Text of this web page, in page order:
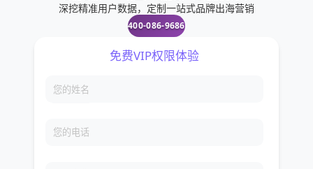
11、点击弹出窗口中的确定12、在GoogleVoice网站
上打开验证短信。13、在WhatsApp中输入验证码。
14、点击弹出窗口中的现在不行15、在下一个界面中
WhatsAppWeb1、在电脑上打开网页浏览器。3、在
角的?5、点击下拉菜单中的WhatsAppWeb6、点击
深挖精准用户数据，定制一站式品牌出海营销
400-086-9686